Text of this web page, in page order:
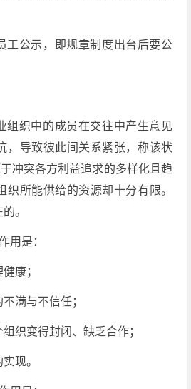
公示，即规章制度出台后要公
组织中的成员在交往中产生意见
，导致彼此间关系紧张，称该状
冲突各方利益追求的多样化且趋
织所能供给的资源却十分有限。
。
用是：
康；
满与不信任；
织变得封闭、缺乏合作；
现。